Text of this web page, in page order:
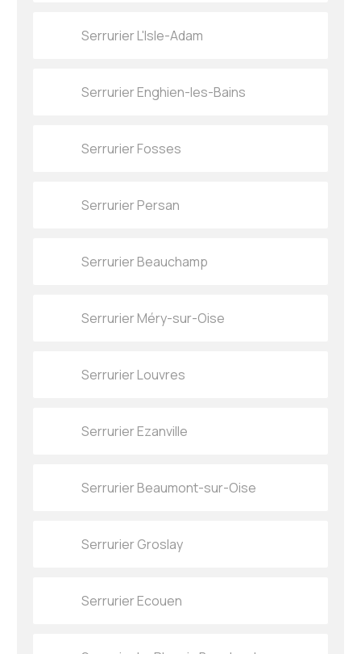
Serrurier L'Isle-Adam
Serrurier Enghien-les-Bains
Serrurier Fosses
Serrurier Persan
Serrurier Beauchamp
Serrurier Méry-sur-Oise
Serrurier Louvres
Serrurier Ezanville
Serrurier Beaumont-sur-Oise
Serrurier Groslay
Serrurier Ecouen